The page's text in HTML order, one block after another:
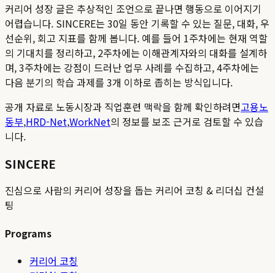
커리어 성장 글은 추상적인 조언으로 끝나면 행동으로 이어지기
어렵습니다. SINCERE는 30일 동안 기록할 수 있는 질문, 대화, 우
선순위, 회고 지표를 함께 봅니다. 예를 들어 1주차에는 현재 역할
의 기대치를 정리하고, 2주차에는 이해관계자와의 대화를 설계하
며, 3주차에는 강점이 드러난 업무 사례를 수집하고, 4주차에는
다음 분기의 학습 과제를 3개 이하로 좁히는 방식입니다.
공개 자료로 노동시장과 직업훈련 맥락을 함께 확인하려면고용노
동부,HRD-Net,WorkNet의 정보를 보조 근거로 검토할 수 있습
니다.
SINCERE
진심으로 사람의 커리어 성장을 돕는 커리어 코칭 & 리더십 컨설
팅
Programs
커리어 코칭